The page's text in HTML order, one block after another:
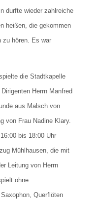
durfte wieder zahlreiche
heißen, die gekommen
zu hören. Es war
die Stadtkapelle
Herrn Manfred
aus Malsch von
von Frau Nadine Klary.
bis 18:00 Uhr
Mühlhausen, die mit
Leitung von Herrn
ohne
Querflöten